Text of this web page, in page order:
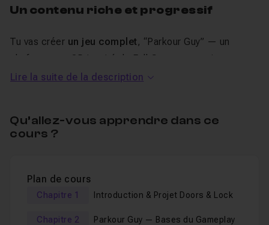
Un contenu riche et progressif
Tu vas créer un jeu complet , “Parkour Guy” — un
platformer en 3D inspiré de Fall Guys — en suivant un
parcours pédagogique structuré et accessible.
bonnes pratiques, et une approche modulaire que tu
Découverte d’Unreal Engine : navigation et raccourcis
Visual Scripting avec Blueprint : collisions, variables,
Lire la suite de la description
Qu’allez-vous apprendre dans ce
cours ?
Plan de cours
Chapitre 1 Introduction & Projet Doors & Lock
Chapitre 2 Parkour Guy — Bases du Gameplay